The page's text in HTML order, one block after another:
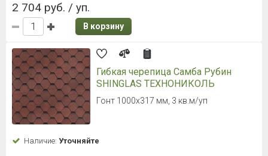
2 704 руб. / уп.
В корзину
Гибкая черепица Самба Рубин
SHINGLAS ТЕХНОНИКОЛЬ
Гонт 1000х317 мм, 3 кв.м/уп
Наличие: Уточняйте